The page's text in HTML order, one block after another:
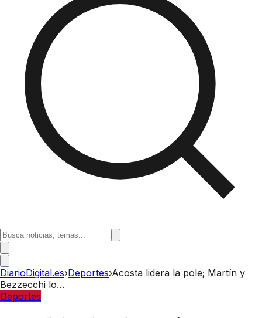
DiarioDigital.es›Deportes›Acosta lidera la pole; Martín y
Bezzecchi lo…
Deportes